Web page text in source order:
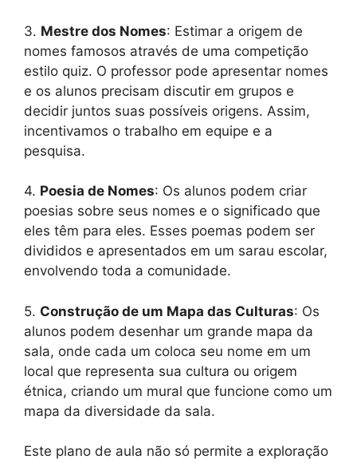
3. Mestre dos Nomes: Estimar a origem de
nomes famosos através de uma competição
estilo quiz. O professor pode apresentar nomes
e os alunos precisam discutir em grupos e
decidir juntos suas possíveis origens. Assim,
incentivamos o trabalho em equipe e a
pesquisa.
4. Poesia de Nomes: Os alunos podem criar
poesias sobre seus nomes e o significado que
eles têm para eles. Esses poemas podem ser
divididos e apresentados em um sarau escolar,
envolvendo toda a comunidade.
5. Construção de um Mapa das Culturas: Os
alunos podem desenhar um grande mapa da
sala, onde cada um coloca seu nome em um
local que representa sua cultura ou origem
étnica, criando um mural que funcione como um
mapa da diversidade da sala.
Este plano de aula não só permite a exploração